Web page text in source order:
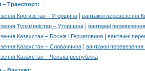
– Транспорт:
Киргизстан – Угорщина|
вантажні перевезення
Туркменістан – Угорщина|
вантажні
Казахстан – Боснія і Герцеговина|
вантажні
Казахстан – Словаччина|
вантажні
Казахстан – Чеська республіка